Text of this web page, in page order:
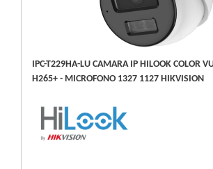
IPC-T229HA-LU CAMARA IP HILOOK COLOR
H265+ - MICROFONO 1327 1127 HIKVISION